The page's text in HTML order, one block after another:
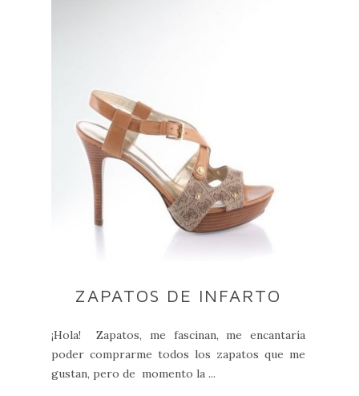
ZAPATOS DE INFARTO
¡Hola! Zapatos, me fascinan, me encantaría
poder comprarme todos los zapatos que me
gustan, pero de momento la ...